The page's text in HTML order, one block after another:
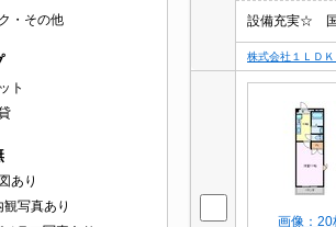
・その他
ト
あり
観写真あり
設備充実☆ 国
株式会社１ＬＤ
画像：20